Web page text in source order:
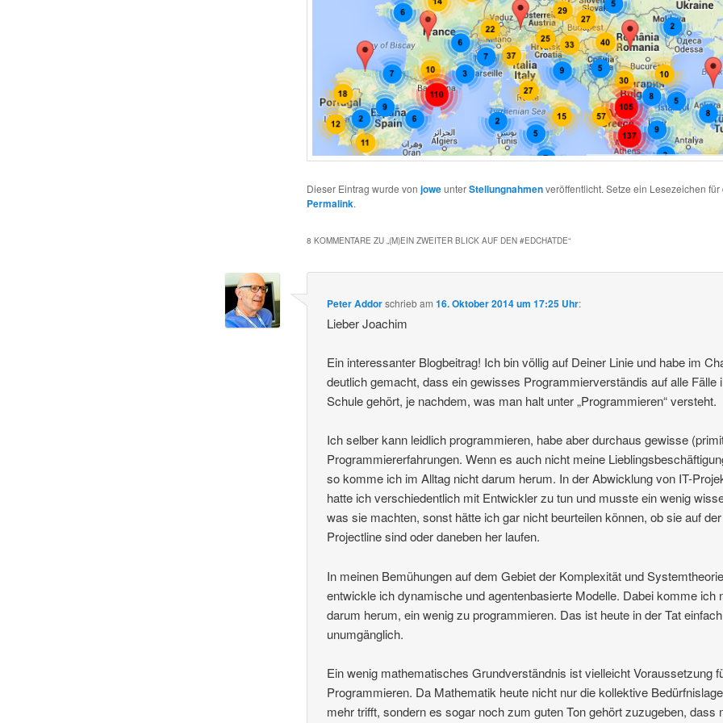
Dieser Eintrag wurde von joweunterStellungnahmenveröffentlicht. Setze ein Lesezeichen für
Permalink.
8 KOMMENTARE ZU „(M)EIN ZWEITER BLICK AUF DEN #EDCHATDE“
Peter Addorschriebam16. Oktober 2014 um 17:25 Uhr:
Lieber Joachim
Ein interessanter Blogbeitrag! Ich bin völlig auf Deiner Linie und habe im
deutlich gemacht, dass ein gewisses Programmierverständis auf alle Fälle
Schule gehört, je nachdem, was man halt unter „Programmieren“ versteht.
Ich selber kann leidlich programmieren, habe aber durchaus gewisse
Programmiererfahrungen. Wenn es auch nicht meine
so komme ich im Alltag nicht darum herum. In der Abwicklung von IT-
hatte ich verschiedentlich mit Entwickler zu tun und musste ein wenig
was sie machten, sonst hätte ich gar nicht beurteilen können, ob sie auf der
Projectline sind oder daneben her laufen.
In meinen Bemühungen auf dem Gebiet der Komplexität und
entwickle ich dynamische und agentenbasierte Modelle. Dabei komme ich
darum herum, ein wenig zu programmieren. Das ist heute in der Tat einfach
unumgänglich.
Ein wenig mathematisches Grundverständnis ist vielleicht Voraussetzung
Programmieren. Da Mathematik heute nicht nur die kollektive
mehr trifft, sondern es sogar noch zum guten Ton gehört zuzugeben, dass